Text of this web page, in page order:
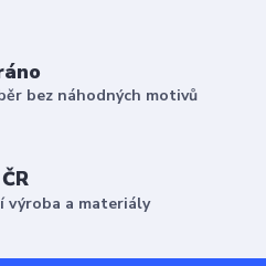
bez náhodných motivů
výroba a materiály